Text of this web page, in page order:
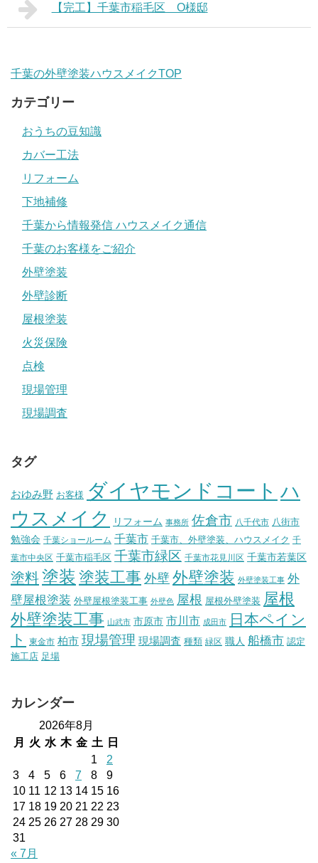
【完工】千葉市稲毛区 O様邸
千葉の外壁塗装ハウスメイクTOP
カテゴリー
おうちの豆知識
カバー工法
リフォーム
下地補修
千葉から情報発信 ハウスメイク通信
千葉のお客様をご紹介
外壁塗装
外壁診断
屋根塗装
火災保険
点検
現場管理
現場調査
タグ
おゆみ野 お客様 ダイヤモンドコート ハ
ウスメイク
リフォーム 事務所 佐倉市 八千代市 八街市
勉強会 千葉ショールーム 千葉市 千葉市、外壁塗装、ハウスメイク 千
葉市中央区 千葉市稲毛区 千葉市緑区 千葉市花見川区 千葉市若葉区
塗料塗装 塗装工事 外壁 外壁塗装 外壁塗装工事 外
壁屋根塗装 外壁屋根塗装工事 外壁色 屋根 屋根外壁塗装 屋根
外壁塗装工事 山武市 市原市 市川市 成田市
日本ペイン
ト
東金市 柏市 現場管理 現場調査 種類 緑区 職人 船橋市 認定
施工店 足場
カレンダー
2026年8月
月
火 水 木 金 土
日
1
2
3
4 5 6 7 8
9
10 11 12 13 14 15 16
17 18 19 20 21 22 23
24 25 26 27 28 29 30
31
« 7月